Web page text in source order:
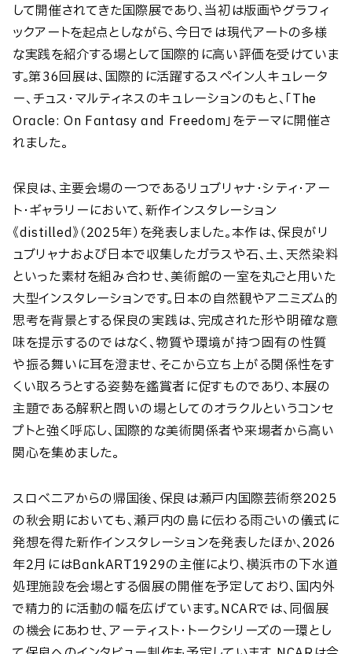
して開催されてきた国際展であり、当初は版画やグラフィ
ックアートを起点としながら、今日では現代アートの多様
な実践を紹介する場として国際的に高い評価を受けていま
す。第36回展は、国際的に活躍するスペイン人キュレータ
ー、チュス・マルティネスのキュレーションのもと、「The
Oracle: On Fantasy and Freedom」をテーマに開催さ
れました。
保良は、主要会場の一つであるリュブリャナ・シティ・アー
ト・ギャラリーにおいて、新作インスタレーション
《distilled》（2025年）を発表しました。本作は、保良がリ
ュブリャナおよび日本で収集したガラスや石、土、天然染料
といった素材を組み合わせ、美術館の一室を丸ごと用いた
大型インスタレーションです。日本の自然観やアニミズム的
思考を背景とする保良の実践は、完成された形や明確な意
味を提示するのではなく、物質や環境が持つ固有の性質
や振る舞いに耳を澄ませ、そこから立ち上がる関係性をす
くい取ろうとする姿勢を鑑賞者に促すものであり、本展の
主題である解釈と問いの場としてのオラクルというコンセ
プトと強く呼応し、国際的な美術関係者や来場者から高い
関心を集めました。
スロベニアからの帰国後、保良は瀬戸内国際芸術祭2025
の秋会期においても、瀬戸内の島に伝わる雨ごいの儀式に
発想を得た新作インスタレーションを発表したほか、2026
年2月にはBankART1929の主催により、横浜市の下水道
処理施設を会場とする個展の開催を予定しており、国内外
で精力的に活動の幅を広げています。NCARでは、同個展
の機会にあわせ、アーティスト・トークシリーズの一環とし